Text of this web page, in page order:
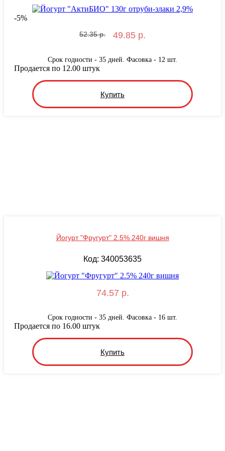
-5%
52.35 р. 49.85 р.
Срок годности - 35 дней. Фасовка - 12 шт.
Купить
Продается по 12.00 штук
Йогурт "Фругурт" 2.5% 240г вишня
Код: 340053635
74.57 р.
Срок годности - 35 дней. Фасовка - 16 шт.
Купить
Продается по 16.00 штук